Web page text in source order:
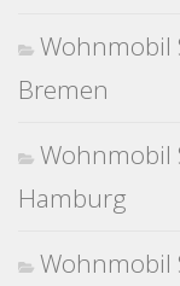
Wohnmobil
Bremen
Wohnmobil
Hamburg
Wohnmobil